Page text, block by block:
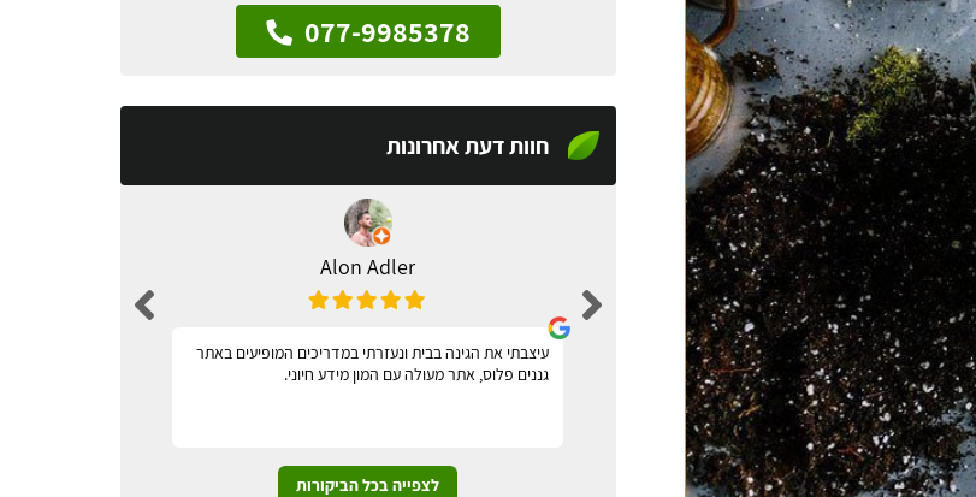
077-9985378
חוות דעת אחרונות
Alon Adler
עיצבתי את הגינה בבית ונעזרתי במדריכים המופיעים באתר
גננים פלוס, אתר מעולה עם המון מידע חיוני.
tom raz
האתר גנן להקמה של גינה חדשה, שירות
תודה!
לצפייה בכל הביקורות